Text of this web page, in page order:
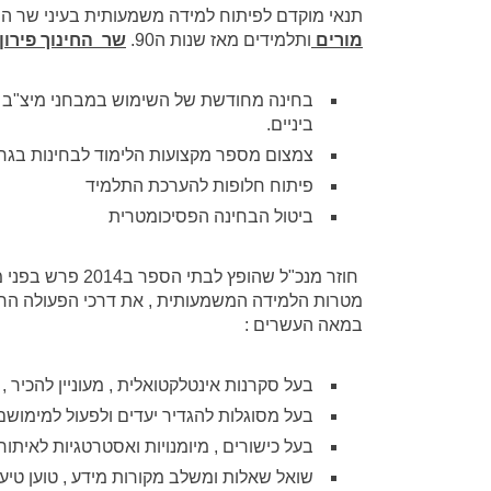
תנאי מוקדם לפיתוח למידה משמעותית בעיני שר
מורים ותלמידים מאז שנות ה90. שר החינוך
בחינה מחודשת של השימוש במבחני מיצ"ב
ביניים.
צמצום מספר מקצועות הלימוד לבחינות
פיתוח חלופות להערכת התלמיד
ביטול הבחינה הפסיכומטרית
חוזר מנכ"ל
מטרות הלמידה המשמעותית , את דרכי הפעולה
במאה העשרים :
בעל סקרנות אינטלקטואלית , מעוניין להכיר
בעל מסוגלות להגדיר יעדים ולפעול
בעל כישורים , מיומנויות ואסטרטגיות
שואל שאלות ומשלב מקורות מידע , טוען